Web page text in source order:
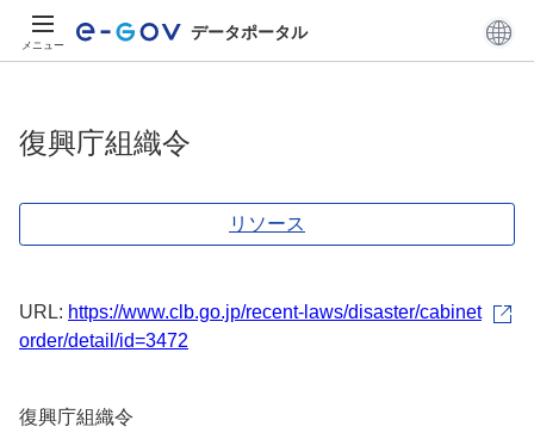
メニュー
データポータル
復興庁組織令
リソース
URL: https://www.clb.go.jp/recent-laws/disaster/cabinet
order/detail/id=3472
復興庁組織令